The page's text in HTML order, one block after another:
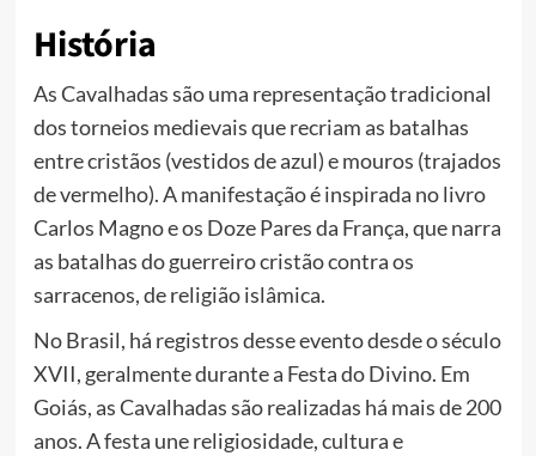
História
As Cavalhadas são uma representação tradicional
dos torneios medievais que recriam as batalhas
entre cristãos (vestidos de azul) e mouros (trajados
de vermelho). A manifestação é inspirada no livro
Carlos Magno e os Doze Pares da França, que narra
as batalhas do guerreiro cristão contra os
sarracenos, de religião islâmica.
No Brasil, há registros desse evento desde o século
XVII, geralmente durante a Festa do Divino. Em
Goiás, as Cavalhadas são realizadas há mais de 200
anos. A festa une religiosidade, cultura e